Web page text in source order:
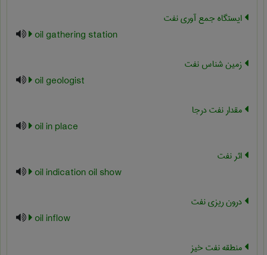
ایستگاه جمع آوری نفت
oil gathering station
زمین شناس نفت
oil geologist
مقدار نفت درجا
oil in place
اثر نفت
oil indication oil show
درون ریزی نفت
oil inflow
منطقه نفت خیز